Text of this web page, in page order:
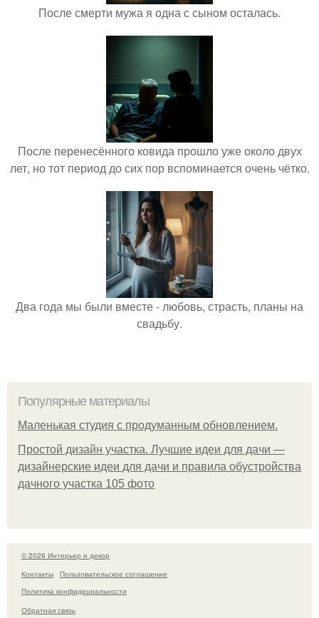
После смерти мужа я одна с сыном осталась.
После перенесённого ковида прошло уже около двух
лет, но тот период до сих пор вспоминается очень чётко.
Два года мы были вместе - любовь, страсть, планы на
свадьбу.
Популярные материалы
Маленькая студия с продуманным обновлением.
Простой дизайн участка. Лучшие идеи для дачи —
дизайнерские идеи для дачи и правила обустройства
дачного участка 105 фото
© 2026 Интерьер и декор
Контакты
Пользовательское соглашение
Политика конфидециальности
Обратная связь